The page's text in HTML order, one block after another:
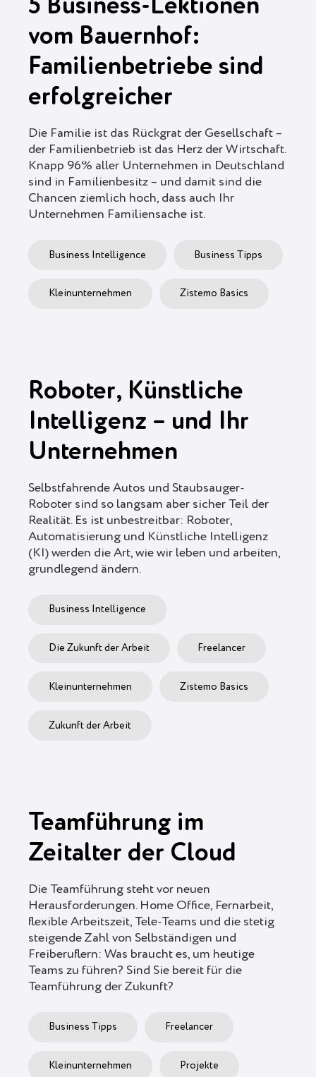
5 Business-Lektionen
vom Bauernhof:
Familienbetriebe sind
erfolgreicher
Die Familie ist das Rückgrat der Gesellschaft –
der Familienbetrieb ist das Herz der Wirtschaft.
Knapp 96% aller Unternehmen in Deutschland
sind in Familienbesitz – und damit sind die
Chancen ziemlich hoch, dass auch Ihr
Unternehmen Familiensache ist.
Business Intelligence Business Tipps
Kleinunternehmen Zistemo Basics
Roboter, Künstliche
Intelligenz – und Ihr
Unternehmen
Selbstfahrende Autos und Staubsauger-
Roboter sind so langsam aber sicher Teil der
Realität. Es ist unbestreitbar: Roboter,
Automatisierung und Künstliche Intelligenz
(KI) werden die Art, wie wir leben und arbeiten,
grundlegend ändern.
Business Intelligence
Die Zukunft der Arbeit Freelancer
Kleinunternehmen Zistemo Basics
Zukunft der Arbeit
Teamführung im
Zeitalter der Cloud
Die Teamführung steht vor neuen
Herausforderungen. Home Office, Fernarbeit,
flexible Arbeitszeit, Tele-Teams und die stetig
steigende Zahl von Selbständigen und
Freiberuflern: Was braucht es, um heutige
Teams zu führen? Sind Sie bereit für die
Teamführung der Zukunft?
Business Tipps Freelancer
Kleinunternehmen Projekte